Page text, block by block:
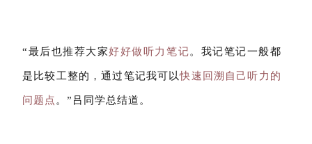
“最后也推荐大家好好做听力笔记。我记笔记一般都
是比较工整的，通过笔记我可以快速回溯自己听力的
问题点。”吕同学总结道。